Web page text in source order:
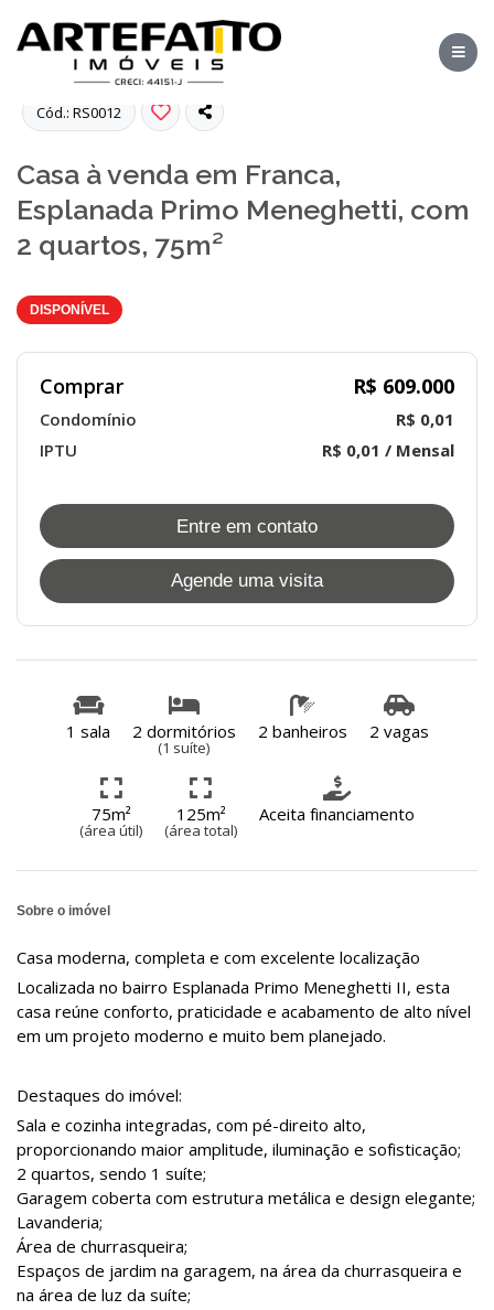
Cód.: RS0012
Casa à venda em Franca,
Esplanada Primo Meneghetti, com
2 quartos, 75m²
DISPONÍVEL
Comprar R$ 609.000
Condomínio
R$ 0,01
IPTU
R$ 0,01 / Mensal
Entre em contato
Agende uma visita
1 sala 2 dormitórios
(1 suíte)
2 banheiros 2 vagas
75m²
(área útil)
125m²
(área total)
Aceita financiamento
Sobre o imóvel
Casa moderna, completa e com excelente localização
Localizada no bairro Esplanada Primo Meneghetti II, esta
casa reúne conforto, praticidade e acabamento de alto nível
em um projeto moderno e muito bem planejado.
Destaques do imóvel:
Sala e cozinha integradas, com pé-direito alto,
proporcionando maior amplitude, iluminação e sofisticação;
2 quartos, sendo 1 suíte;
Garagem coberta com estrutura metálica e design elegante;
Lavanderia;
Área de churrasqueira;
Espaços de jardim na garagem, na área da churrasqueira e
na área de luz da suíte;